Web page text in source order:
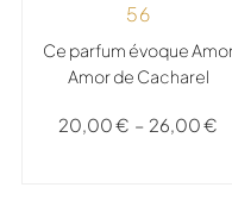
56
Ce parfum évoque
Amor de Cacharel
20,00€ – 26,00€